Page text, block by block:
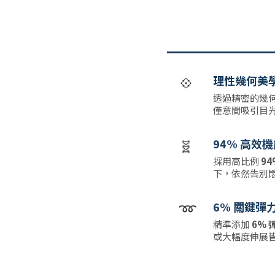
💠 理性幾何美
透過精密的幾
僅意間吸引目
🧬 94% 高效
採用高比例
下，依然告別
➿ 6% 關鍵彈
精準添加 6%
或大幅度伸展